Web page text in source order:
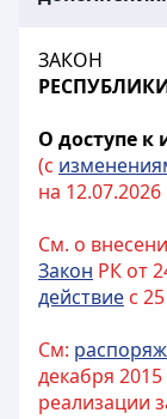
ЗАКОН
О доступе
(с
на 12.07.2026
См. о
Закон РК от
действие с
См:
декабря
реализации